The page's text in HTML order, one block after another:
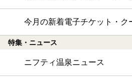
今月の新着電子チケット・ク
特集・ニュース
ニフティ温泉ニュース